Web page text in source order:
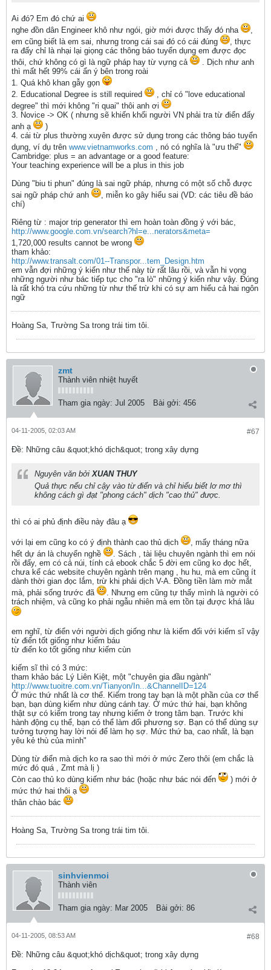
Ai đó? Em đó chứ ai
nghe đồn dân Engineer khô như ngói, giờ mới được thấy đó nha
,
em cũng biết là em sai, nhưng trong cái sai đó có cái đúng
, thực
ra đấy chỉ là nhại lại giọng các thông báo tuyển dụng em được đọc
thôi, chứ không có gì là ngữ pháp hay từ vựng cả
. Dịch như anh
thì mất hết 99% cái ẩn ý bên trong roài
1. Quá khô khan gẫy gọn
2. Educational Degree is still required
, chỉ có "love educational
degree" thì mới không "ri quai" thôi anh ơi
3. Novice -> OK ( nhưng sẽ khiến khối người VN phải tra từ điển đấy
anh ạ
)
4. cái từ plus thường xuyên được sử dụng trong các thông báo tuyển
dụng, ví dụ trên www.vietnamworks.com , nó có nghĩa là "ưu thế"
Cambridge: plus = an advantage or a good feature:
Your teaching experience will be a plus in this job
Dùng "biu ti phun" đúng là sai ngữ pháp, nhưng có một số chỗ được
sai ngữ pháp chứ anh
, miễn ko gây hiểu sai (VD: các tiêu đề báo
chí)
Riêng từ : major trip generator thì em hoàn toàn đồng ý với bác,
http://www.google.com.vn/search?hl=e...nerators&meta=
1,720,000 results cannot be wrong
tham khảo:
http://www.transalt.com/01--Transpor...tem_Design.htm
em vẫn đợi những ý kiến như thế này từ rất lâu rồi, và vẫn hi vọng
những người như bác tiếp tục cho "ra lò" những ý kiến như vậy. Đúng
là rất khó tra cứu những từ như thế trừ khi có sự am hiểu cả hai ngôn
ngữ
Hoàng Sa, Trường Sa trong trái tim tôi.
zmt
Thành viên nhiệt huyết
Tham gia ngày: Jul 2005 Bài gởi: 456
#67
04-11-2005, 02:03 AM
Ðề: Những câu &quot;khó dịch&quot; trong xây dựng
Nguyên văn bởiXUAN THUY
Quả thực nếu chỉ cậy vào từ điển và chỉ hiểu biết lơ mơ thì
không cách gì đạt "phong cách" dịch "cao thủ" được.
thì có ai phủ định điều này đâu ạ
với lại em cũng ko có ý định thành cao thủ dịch
, mấy tháng nữa
hết dự án là chuyển nghề
. Sách , tài liệu chuyên ngành thì em nói
rồi đấy, em có cả núi, tính cả ebook chắc 5 đời em cũng ko đọc hết,
chưa kể các website chuyên ngành trên mạng , hu hu, mà em cũng ít
dành thời gian đọc lắm, trừ khi phải dịch V-A. Đồng tiền làm mờ mắt
mà, phải sống trước đã
. Nhưng em cũng tự thấy mình là người có
trách nhiệm, và cũng ko phải ngẫu nhiên mà em tồn tại được khá lâu
em nghĩ, từ điển với người dịch giống như là kiếm đối với kiếm sĩ vậy
từ điển tốt giống như kiếm báu
từ điển ko tốt giống như kiếm cùn
kiếm sĩ thì có 3 mức:
tham khảo bác Lý Liên Kiệt, một "chuyên gia đầu ngành"
http://www.tuoitre.com.vn/Tianyon/In...&ChannelID=124
Ở mức thứ nhất là cơ thể. Kiếm trong tay bạn là một phần của cơ thể
bạn, bạn dùng kiếm như dùng cánh tay. Ở mức thứ hai, bạn không
thật sự có kiếm trong tay nhưng kiếm ở trong tâm bạn. Trước khi
hành động cụ thể, bạn có thể làm đối phương sợ. Bạn có thể dùng sự
tưởng tượng hay lời nói để làm họ sợ. Mức thứ ba, cao nhất, là bạn
yêu kẻ thù của mình"
Dùng từ điển mà dịch ko ra sao thì mới ở mức Zero thôi (em chắc là
mức đó quá , Zmt mà lị )
Còn cao thủ ko dùng kiếm như bác (hoặc như bác nói đến
) mới ở
mức thứ hai thôi ạ
thân chào bác
Hoàng Sa, Trường Sa trong trái tim tôi.
sinhvienmoi
Thành viên
Tham gia ngày: Mar 2005 Bài gởi: 86
#68
04-11-2005, 08:53 AM
Ðề: Những câu &quot;khó dịch&quot; trong xây dựng